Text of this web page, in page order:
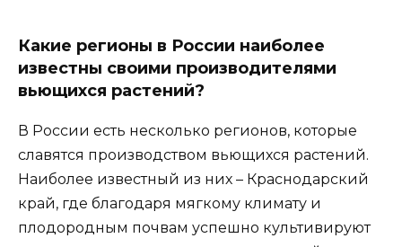
Какие регионы в России наиболее
известны своими производителями
вьющихся растений?
В России есть несколько регионов, которые
славятся производством вьющихся растений.
Наиболее известный из них – Краснодарский
край, где благодаря мягкому климату и
плодородным почвам успешно культивируют